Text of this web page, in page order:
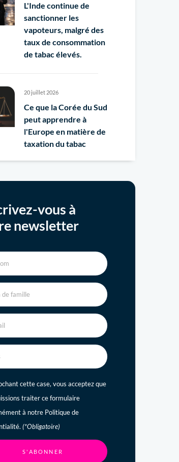
L'Inde continue de
sanctionner les
vapoteurs, malgré des
taux de consommation
de tabac élevés.
20 juillet 2026
Ce que la Corée du Sud
peut apprendre à
l'Europe en matière de
taxation du tabac
vous à
newsletter
cette case, vous acceptez que
traiter ce formulaire
à notre Politique de
(*Obligatoire)
S'ABONNER